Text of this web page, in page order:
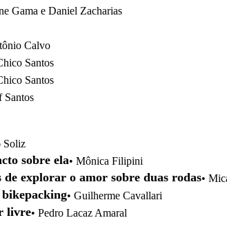
Gama e Daniel Zacharias
Calvo
Santos
Santos
Santos
Soliz
sobre ela• Mônica Filipini
explorar o amor sobre duas rodas•
bikepacking• Guilherme Cavallari
livre• Pedro Lacaz Amaral